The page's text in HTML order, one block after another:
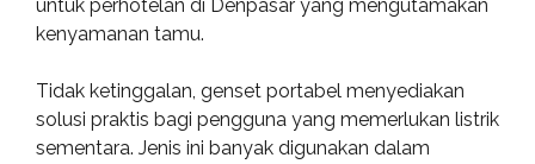
untuk perhotelan di Denpasar yang mengutamakan
kenyamanan tamu.
Tidak ketinggalan, genset portabel menyediakan
solusi praktis bagi pengguna yang memerlukan listrik
sementara. Jenis ini banyak digunakan dalam